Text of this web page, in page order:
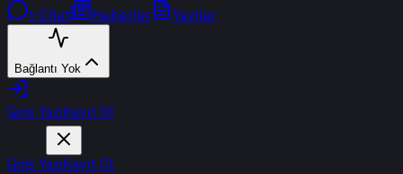
t-Chat Haberler Yazılar
Bağlantı Yok
Giriş YapKayıt Ol
Giriş YapKayıt Ol